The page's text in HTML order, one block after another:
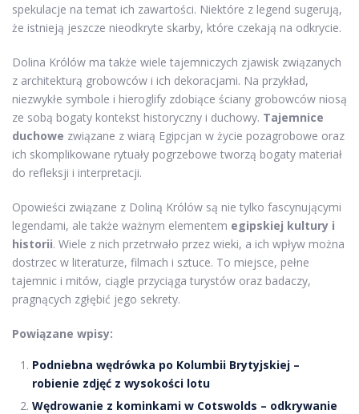
spekulacje na temat ich zawartości. Niektóre z legend sugerują,
że istnieją jeszcze nieodkryte skarby, które czekają na odkrycie.
Dolina Królów ma także wiele tajemniczych zjawisk związanych
z architekturą grobowców i ich dekoracjami. Na przykład,
niezwykłe symbole i hieroglify zdobiące ściany grobowców niosą
ze sobą bogaty kontekst historyczny i duchowy. Tajemnice
duchowe związane z wiarą Egipcjan w życie pozagrobowe oraz
ich skomplikowane rytuały pogrzebowe tworzą bogaty materiał
do refleksji i interpretacji.
Opowieści związane z Doliną Królów są nie tylko fascynującymi
legendami, ale także ważnym elementem egipskiej kultury i
historii. Wiele z nich przetrwało przez wieki, a ich wpływ można
dostrzec w literaturze, filmach i sztuce. To miejsce, pełne
tajemnic i mitów, ciągle przyciąga turystów oraz badaczy,
pragnących zgłębić jego sekrety.
Powiązane wpisy:
Podniebna wędrówka po Kolumbii Brytyjskiej –
robienie zdjęć z wysokości lotu
Wędrowanie z kominkami w Cotswolds – odkrywanie